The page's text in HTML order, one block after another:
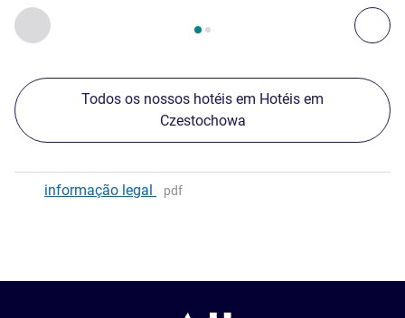
Anterior - Os nossos outros estabelecimentos nas
Página , Os nossos outros estabelecimentos nas
Todos os nossos hotéis em Hotéis em
Czestochowa
informação legal pdf